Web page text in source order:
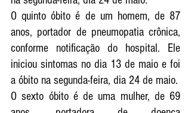
O quinto óbito é de um homem, de 87
anos, portador de pneumopatia crônica,
conforme notificação do hospital. Ele
iniciou sintomas no dia 13 de maio e foi
a óbito na segunda-feira, dia 24 de maio.
O sexto óbito é de uma mulher, de 69